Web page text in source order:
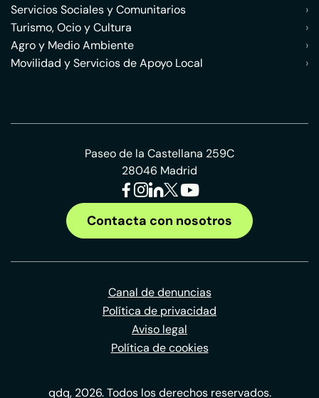
Servicios Sociales y Comunitarios
›
Turismo, Ocio y Cultura
›
Agro y Medio Ambiente
›
Movilidad y Servicios de Apoyo Local
›
Paseo de la Castellana 259C
28046 Madrid
Contacta con nosotros
Canal de denuncias
Política de privacidad
Aviso legal
Política de cookies
qdq, 2026. Todos los derechos reservados.